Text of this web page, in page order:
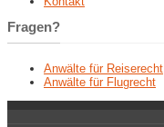
Fragen?
Anwälte für Reiserecht
Anwälte für Flugrecht